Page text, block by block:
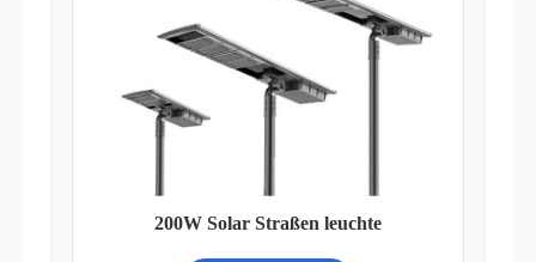
200W Solar Straßen leuchte